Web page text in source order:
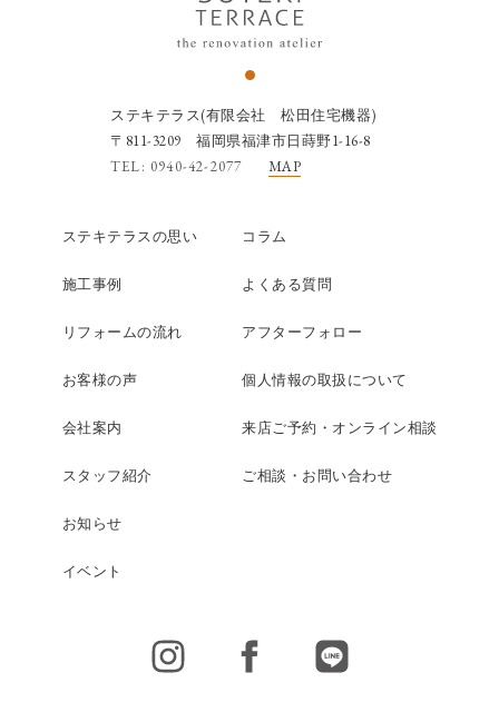
ステキテラス(有限会社 松田住宅機器)
〒811-3209 福岡県福津市日蒔野1-16-8
TEL: 0940-42-2077
MAP
ステキテラスの思い
施工事例
リフォームの流れ
お客様の声
会社案内
スタッフ紹介
お知らせ
イベント
コラム
よくある質問
アフターフォロー
個人情報の取扱について
来店ご予約・オンライン相談
ご相談・お問い合わせ